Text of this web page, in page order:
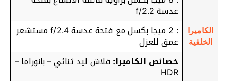
الكاميرا
الخلفية
عدسة f/2.2
: 2 ميجا بكسل مع فتحة عدسة f/2.4 مستشعر
عمق للعزل
خصائص الكاميرا: فلاش ليد ثنائي – بانوراما –
HDR